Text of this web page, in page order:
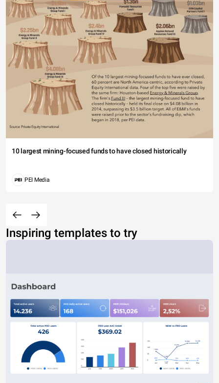
10 largest mining-focused funds to have closed historically
PEI Media
Inspiring templates to try